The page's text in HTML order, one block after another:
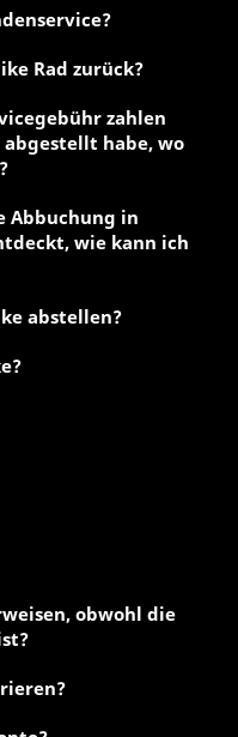
Rad zurück?
zahlen
habe, wo
Abbuchung in
wie kann ich
abstellen?
obwohl die